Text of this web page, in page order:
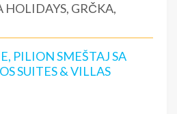
HOLIDAYS, GRČKA,
PILION SMEŠTAJ SA
SUITES & VILLAS